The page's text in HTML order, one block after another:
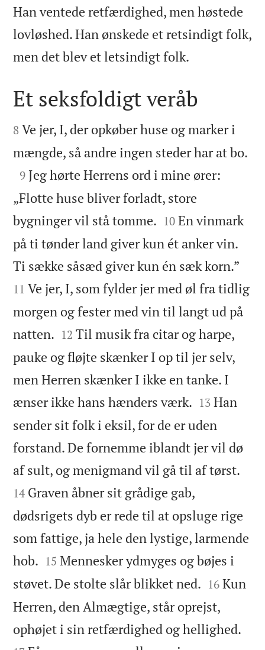
Han ventede retfærdighed, men høstede
lovløshed. Han ønskede et retsindigt folk,
men det blev et letsindigt folk.

Et seksfoldigt veråb

8 Ve jer, I, der opkøber huse og marker i
mængde, så andre ingen steder har at bo.

9 Jeg hørte Herrens ord i mine ører:
„Flotte huse bliver forladt, store
bygninger vil stå tomme. 

10 En vinmark
på ti tønder land giver kun ét anker vin.
Ti sække såsæd giver kun én sæk korn.”
11 Ve jer, I, som fylder jer med øl fra tidlig
morgen og fester med vin til langt ud på
natten. 

12 Til musik fra citar og harpe,
pauke og fløjte skænker I op til jer selv,
men Herren skænker I ikke en tanke. I
ænser ikke hans hænders værk. 

13 Han
sender sit folk i eksil, for de er uden
forstand. De fornemme iblandt jer vil dø
af sult, og menigmand vil gå til af tørst.
14 Graven åbner sit grådige gab,
dødsrigets dyb er rede til at opsluge rige
som fattige, ja hele den lystige, larmende
hob. 

15 Mennesker ydmyges og bøjes i
støvet. De stolte slår blikket ned. 

16 Kun
Herren, den Almægtige, står oprejst,
ophøjet i sin retfærdighed og hellighed.